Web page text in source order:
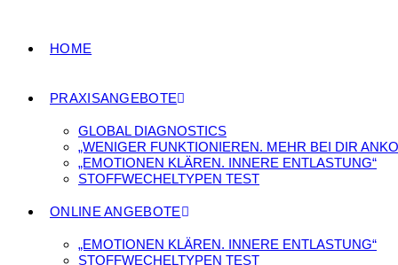
HOME
PRAXISANGEBOTE
GLOBAL DIAGNOSTICS
„WENIGER FUNKTIONIEREN. MEHR BEI DIR
„EMOTIONEN KLÄREN. INNERE ENTLASTUNG“
STOFFWECHELTYPEN TEST
ONLINE ANGEBOTE
„EMOTIONEN KLÄREN. INNERE ENTLASTUNG“
STOFFWECHELTYPEN TEST